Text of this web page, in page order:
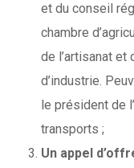
et du conseil
chambre
de l’artisanat et
d’industrie.
le président de
transports ;
Un appel